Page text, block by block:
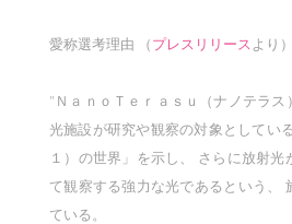
愛称選考理由 （プレスリリースより
"ＮａｎｏＴｅｒａｓｕ（ナノテラ
光施設が研究や観察の対象としてい
１）の世界」を示し、 さらに放射
て観察する強力な光であるという、
ている。